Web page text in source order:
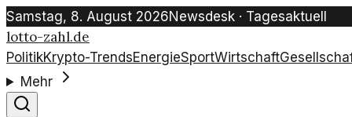
Samstag, 8. August 2026Newsdesk · Tagesaktuell
lotto-zahl.de
PolitikKrypto-TrendsEnergieSportWirtschaft
Mehr